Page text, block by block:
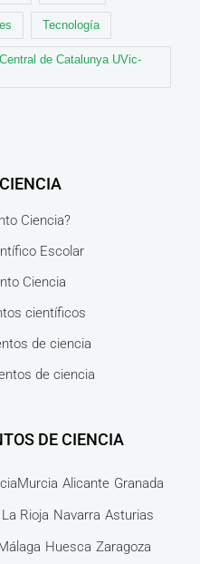
Tecnología
de Catalunya UVic-
Ciencia?
Escolar
Ciencia
científicos
de ciencia
de ciencia
DE CIENCIA
Murcia Alicante Granada
La Rioja Navarra Asturias
Huesca Zaragoza